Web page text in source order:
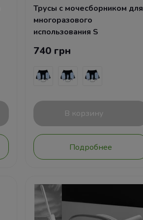
Трусы с мочесборником для
многоразового
использования S
740 грн
В корзину
Подробнее